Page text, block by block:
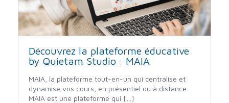
Découvrez la plateforme éducative
by Quietam Studio : MAIA
MAIA, la plateforme tout-en-un qui centralise et
dynamise vos cours, en présentiel ou à distance.
MAIA est une plateforme qui […]